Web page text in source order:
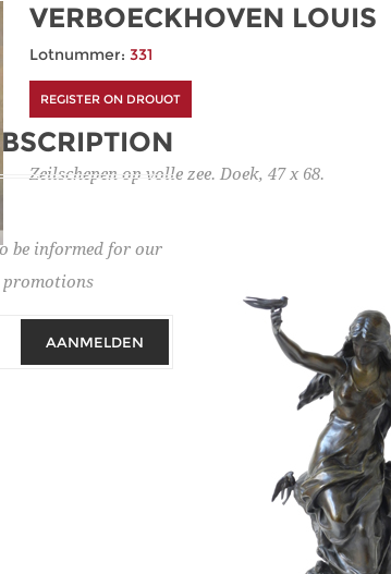
VERBOECKHOVEN LOUIS
Lotnummer: 331
REGISTER ON DROUOT
Zeilschepen op volle zee. Doek, 47 x 68.
Schatting :
Hamerprijs :
be informed for our
promotions
AANMELDEN